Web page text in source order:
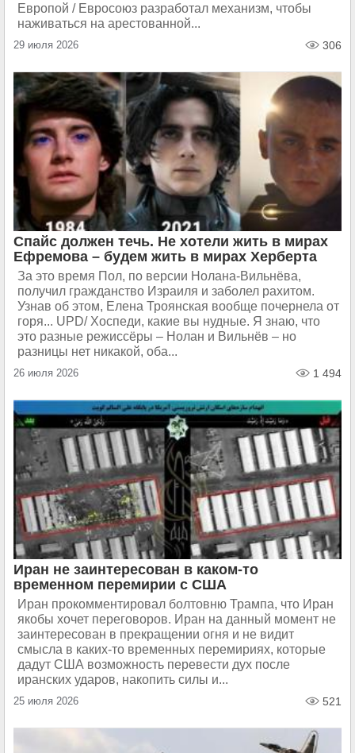
Европой / Евросоюз разработал механизм, чтобы
наживаться на арестованной...
29 июля 2026 306
Спайс должен течь. Не хотели жить в мирах
Ефремова – будем жить в мирах Херберта
За это время Пол, по версии Нолана-Вильнёва,
получил гражданство Израиля и заболел рахитом.
Узнав об этом, Елена Троянская вообще почернела от
горя... UPD/ Хоспеди, какие вы нудные. Я знаю, что
это разные режиссёры – Нолан и Вильнёв – но
разницы нет никакой, оба...
26 июля 2026 1 494
Иран не заинтересован в каком-то
временном перемирии с США
Иран прокомментировал болтовню Трампа, что Иран
якобы хочет переговоров. Иран на данный момент не
заинтересован в прекращении огня и не видит
смысла в каких-то временных перемириях, которые
дадут США возможность перевести дух после
иранских ударов, накопить силы и...
25 июля 2026 521